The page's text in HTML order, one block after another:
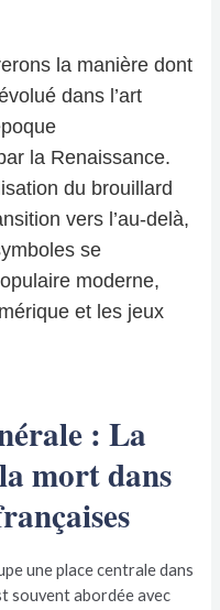
la manière dont
dans l’art
la Renaissance.
du brouillard
vers l’au-delà,
se
moderne,
et les jeux
: La
mort dans
une place centrale dans
souvent abordée avec